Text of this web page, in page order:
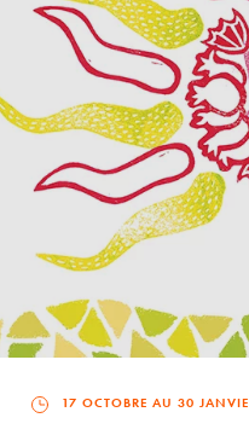
17 OCTOBRE AU 30